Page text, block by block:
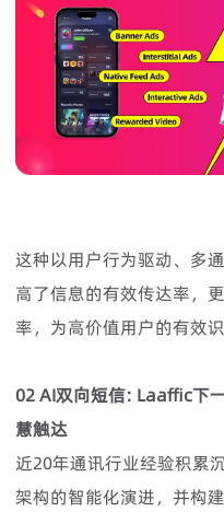
这种以用户行为驱动、多
高了信息的有效传达率，
率，为高价值用户的有效
02 AI双向短信: Laaffic下
慧触达
近20年通讯行业经验积累
架构的智能化演进，并构